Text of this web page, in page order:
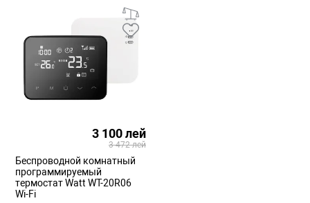
3 100 лей
3 472 лей
Беспроводной комнатный
программируемый
термостат Watt WT-20R06
Wi-Fi